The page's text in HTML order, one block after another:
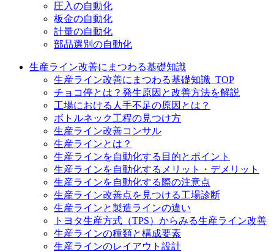
圧入の自動化
板金の自動化
計量の自動化
部品選別の自動化
生産ライン改善にまつわる基礎知識
生産ライン改善にまつわる基礎知識_TOP
チョコ停とは？発生原因と改善方法を解説
工場における人手不足の原因とは？
ボトルネック工程の見つけ方
生産ライン改善コンサル
生産ラインとは？
生産ラインを自動化する目的とポイント
生産ラインを自動化するメリット・デメリット
生産ラインを自動化する際の注意点
生産ライン改善点を見つける工場診断
生産ラインと製造ラインの違い
トヨタ生産方式（TPS）からみる生産ライン改善
生産ラインの種類と構成要素
生産ラインのレイアウト設計